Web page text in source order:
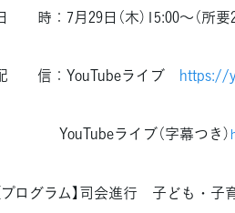
時：7月29日（木）15:00～（所要
信：YouTubeライブ https://
YouTubeライブ（字幕つき）
プログラム】司会進行 子ども・